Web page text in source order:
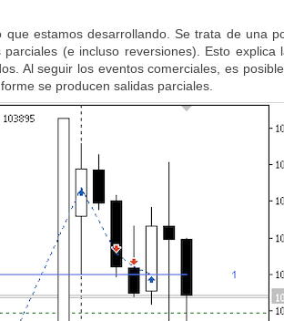
estamos desarrollando. Se trata de una
(e incluso reversiones). Esto explica
Al seguir los eventos comerciales, es
se producen salidas parciales.